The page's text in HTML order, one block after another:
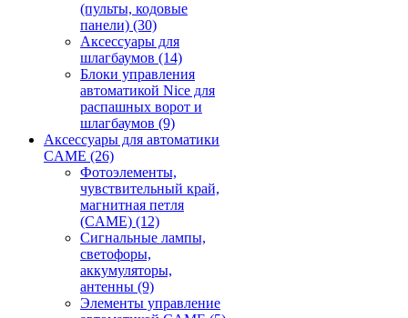
(пульты, кодовые
панели) (30)
Аксессуары для
шлагбаумов (14)
Блоки управления
автоматикой Nice для
распашных ворот и
шлагбаумов (9)
Аксессуары для автоматики
CAME (26)
Фотоэлементы,
чувствительный край,
магнитная петля
(CAME) (12)
Сигнальные лампы,
светофоры,
аккумуляторы,
антенны (9)
Элементы управление